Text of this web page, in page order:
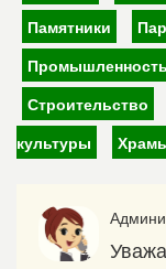
Памятники
Промышленность
Строительство
культуры